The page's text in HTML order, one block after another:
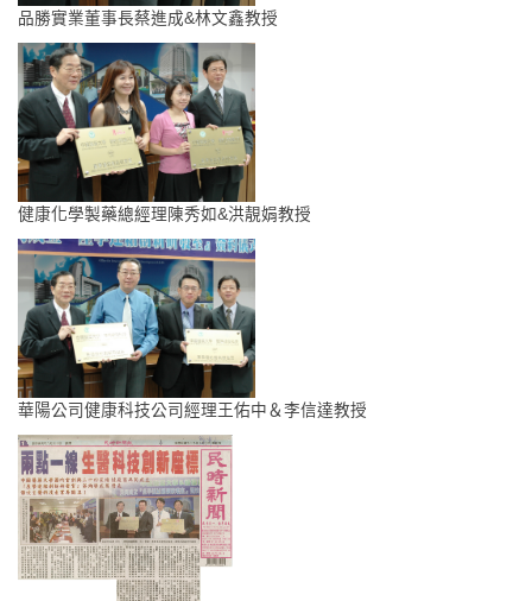
品勝實業董事長蔡進成&林文鑫教授
健康化學製藥總經理陳秀如&洪靚娟教授
華陽公司健康科技公司經理王佑中＆李信達教授